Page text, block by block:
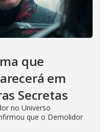
que
em
Secretas
no Universo
que o Demolidor